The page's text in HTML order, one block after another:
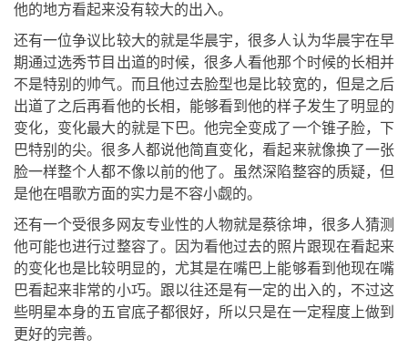
他的地方看起来没有较大的出入。
还有一位争议比较大的就是华晨宇，很多人认为华晨宇在早
期通过选秀节目出道的时候，很多人看他那个时候的长相并
不是特别的帅气。而且他过去脸型也是比较宽的，但是之后
出道了之后再看他的长相，能够看到他的样子发生了明显的
变化，变化最大的就是下巴。他完全变成了一个锥子脸，下
巴特别的尖。很多人都说他简直变化，看起来就像换了一张
脸一样整个人都不像以前的他了。虽然深陷整容的质疑，但
是他在唱歌方面的实力是不容小觑的。
还有一个受很多网友专业性的人物就是蔡徐坤，很多人猜测
他可能也进行过整容了。因为看他过去的照片跟现在看起来
的变化也是比较明显的，尤其是在嘴巴上能够看到他现在嘴
巴看起来非常的小巧。跟以往还是有一定的出入的，不过这
些明星本身的五官底子都很好，所以只是在一定程度上做到
更好的完善。